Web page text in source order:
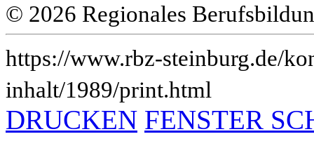
© 2026 Regionales
https://www.rbz-steinburg.de/
inhalt/1989/print.html
DRUCKEN FENSTER